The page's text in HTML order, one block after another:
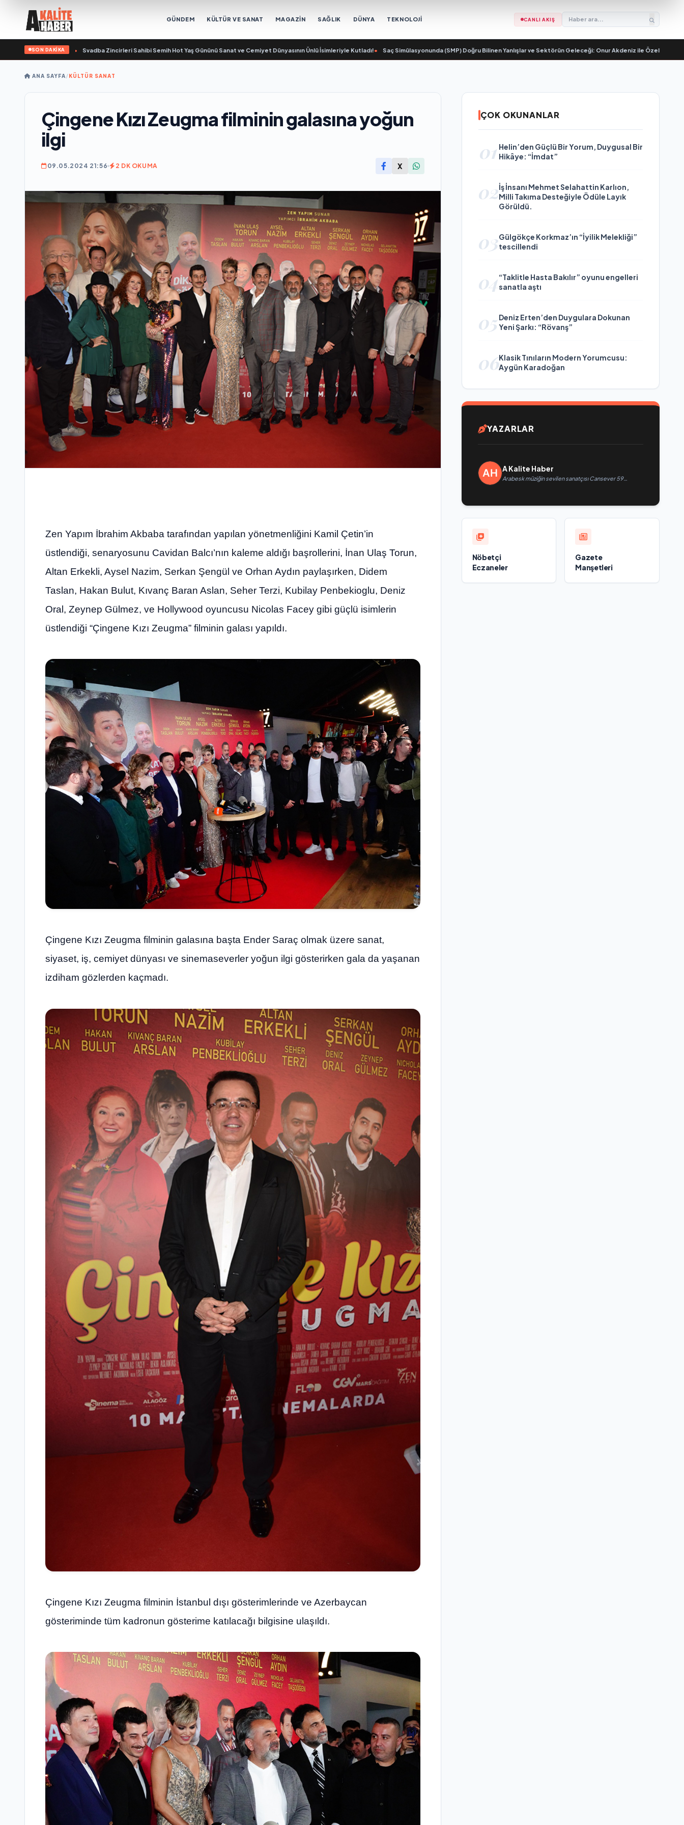
GÜNDEM KÜLTÜR VE SANAT MAGAZİN SAĞLIK DÜNYA TEKNOLOJİ CANLI AKIŞ
SON DAKİKA
yitirdi• Svadba Zincirleri Sahibi Semih Hot Yaş Gününü Sanat ve Cemiyet Dünyasının Ünlü İsimleriyle Kutladı!• Saç Simülasyonunda (SMP) Doğru Bilinen Yanlışlar ve Sektörün Geleceği: Onur Akdeniz ile Özel Röportaj•
ANA SAYFA/KÜLTÜR SANAT
Çingene Kızı Zeugma filminin galasına yoğun
ilgi
09.05.2024 21:56 2 DK OKUMA X
Zen Yapım İbrahim Akbaba tarafından yapılan yönetmenliğini Kamil Çetin’in
üstlendiği, senaryosunu Cavidan Balcı’nın kaleme aldığı başrollerini, İnan Ulaş Torun,
Altan Erkekli, Aysel Nazim, Serkan Şengül ve Orhan Aydın paylaşırken, Didem
Taslan, Hakan Bulut, Kıvanç Baran Aslan, Seher Terzi, Kubilay Penbekioglu, Deniz
Oral, Zeynep Gülmez, ve Hollywood oyuncusu Nicolas Facey gibi güçlü isimlerin
üstlendiği “Çingene Kızı Zeugma” filminin galası yapıldı.
Çingene Kızı Zeugma filminin galasına başta Ender Saraç olmak üzere sanat,
siyaset, iş, cemiyet dünyası ve sinemaseverler yoğun ilgi gösterirken gala da yaşanan
izdiham gözlerden kaçmadı.
Çingene Kızı Zeugma filminin İstanbul dışı gösterimlerinde ve Azerbaycan
gösteriminde tüm kadronun gösterime katılacağı bilgisine ulaşıldı.
ÇOK OKUNANLAR
01 Helin’den Güçlü Bir Yorum, Duygusal Bir
Hikâye: “İmdat”
02İş İnsanı Mehmet Selahattin Karlıon,
Milli Takıma Desteğiyle Ödüle Layık
Görüldü.
03Gülgökçe Korkmaz’ın “İyilik Melekliği”
tescillendi
04“Taklitle Hasta Bakılır” oyunu engelleri
sanatla aştı
05 Deniz Erten’den Duygulara Dokunan
Yeni Şarkı: “Rövanş”
06Klasik Tınıların Modern Yorumcusu:
Aygün Karadoğan
YAZARLAR
A Kalite Haber
Arabesk müziğin sevilen sanatçısı Cansever 59
Nöbetçi
Eczaneler
Gazete
Manşetleri